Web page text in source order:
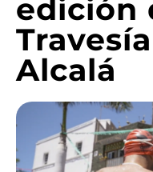
edición
Alcalá